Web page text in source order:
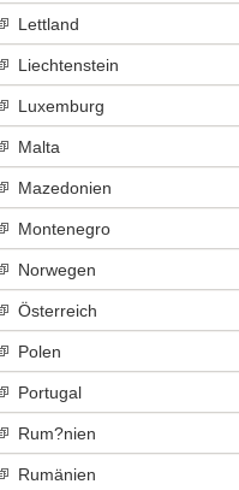
Lettland
Liechtenstein
Luxemburg
Malta
Mazedonien
Montenegro
Norwegen
Österreich
Polen
Portugal
Rum?nien
Rumänien